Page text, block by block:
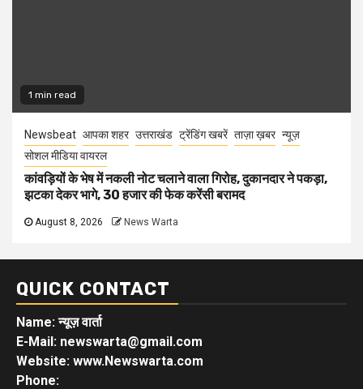
1 min read
Newsbeat आपका शहर उत्तराखंड ट्रेंडिंग खबरें ताज़ा ख़बर न्यूज़
सोशल मीडिया वायरल
कांवड़ियों के भेष में नकली नोट चलाने वाला गिरोह, दुकानदार ने पकड़ा,
झटका देकर भागे, 30 हजार की फेक करेंसी बरामद
August 8, 2026 News Warta
QUICK CONTACT
Name: न्यूज़ वार्ता
E-Mail: newswarta@gmail.com
Website: www.Newswarta.com
Phone: